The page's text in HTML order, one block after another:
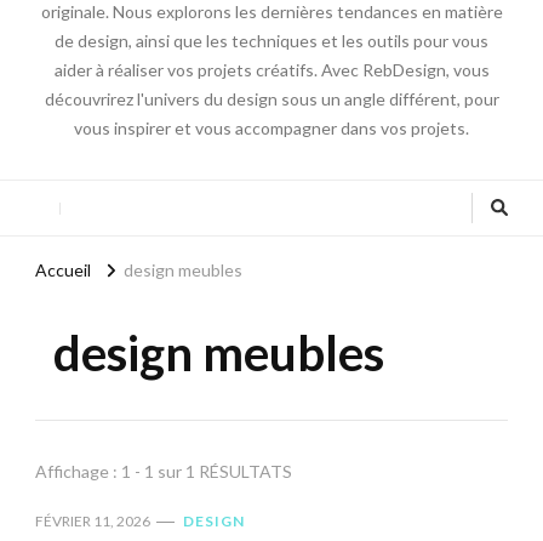
originale. Nous explorons les dernières tendances en matière
de design, ainsi que les techniques et les outils pour vous
aider à réaliser vos projets créatifs. Avec RebDesign, vous
découvrirez l'univers du design sous un angle différent, pour
vous inspirer et vous accompagner dans vos projets.
Accueil design meubles
design meubles
Affichage : 1 - 1 sur 1 RÉSULTATS
FÉVRIER 11, 2026 DESIGN